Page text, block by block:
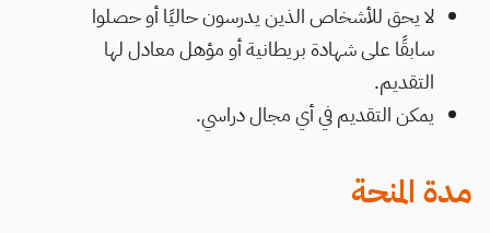
لا يحق للأشخاص الذين يدرسون حاليًا أو حصلوا
سابقًا على شهادة بريطانية أو مؤهل معادل لها
التقديم.
يمكن التقديم في أي مجال دراسي.
مدة المنحة